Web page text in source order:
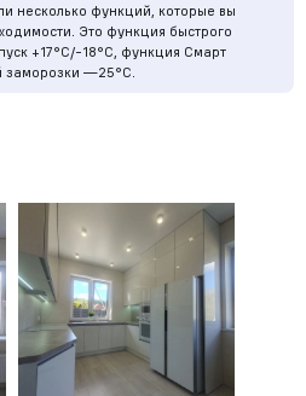
несколько функций, которые вы
Это функция быстрого
+17°С/-18°С, функция Смарт
заморозки —25°С.